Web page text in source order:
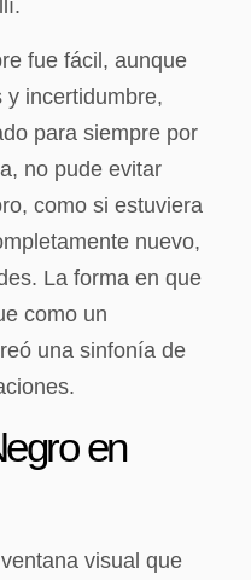
fue fácil, aunque
y incertidumbre,
para siempre por
no pude evitar
como si estuviera
nuevo,
La forma en que
como un
una sinfonía de
en
visual que